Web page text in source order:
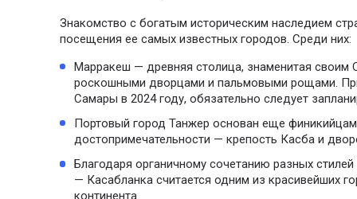
Знакомство с богатым историческим наследием
посещения ее самых известных городов. Среди них:
Марракеш — древняя столица, знаменитая
роскошными дворцами и пальмовыми рощами.
Самары в 2024 году, обязательно следует
Портовый город Танжер основан еще
достопримечательности — крепость Касба и
Благодаря органичному сочетанию разных
— Касабланка считается одним из красивейших
континента.